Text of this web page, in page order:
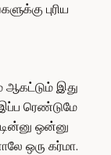
புரிய
ஆகட்டும் இது
ரெண்டுமே
ஒன்னு
ஒரு கர்மா.